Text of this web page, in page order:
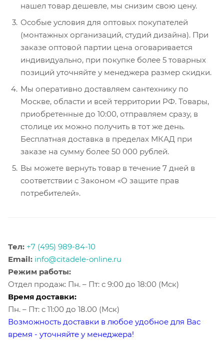
нашел товар дешевле, мы снизим свою цену.
Особые условия для оптовых покупателей
(монтажных организаций, студий дизайна). При
заказе оптовой партии цена оговаривается
индивидуально, при покупке более 5 товарных
позиций уточняйте у менеджера размер скидки.
Мы оперативно доставляем сантехнику по
Москве, области и всей территории РФ. Товары,
приобретенные до 10:00, отправляем сразу, в
столице их можно получить в тот же день.
Бесплатная доставка в пределах МКАД при
заказе на сумму более 50 000 рублей.
Вы можете вернуть товар в течение 7 дней в
соответствии с Законом «О защите прав
потребителей».
Тел: +7 (495) 989-84-10
Email: info@citadele-online.ru
Режим работы:
Отдел продаж: Пн. – Пт: с 9:00 до 18:00 (Мск)
Время доставки:
Пн. – Пт: с 11:00 до 18.00 (Мск)
Возможность доставки в любое удобное для Вас
время - уточняйте у менеджера!